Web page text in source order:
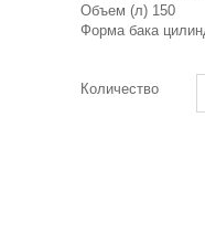
Объем (л) 150
Форма бака
Количество